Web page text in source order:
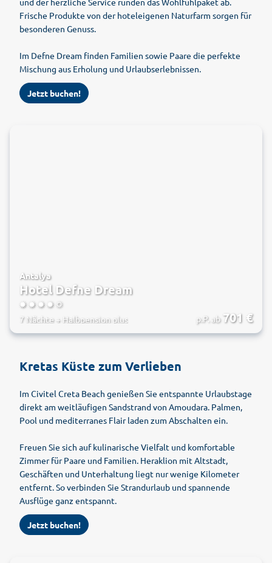
Frische Produkte von der hoteleigenen Naturfarm sorgen für
besonderen Genuss.
Im Defne Dream finden Familien sowie Paare die perfekte
Mischung aus Erholung und Urlaubserlebnissen.
Jetzt buchen!
Antalya
Hotel Defne Dream
7 Nächte+ Halbpension plus p.P. ab 701 €
Kretas Küste zum Verlieben
Im Civitel Creta Beach genießen Sie entspannte Urlaubstage
direkt am weitläufigen Sandstrand von Amoudara. Palmen,
Pool und mediterranes Flair laden zum Abschalten ein.
Freuen Sie sich auf kulinarische Vielfalt und komfortable
Zimmer für Paare und Familien. Heraklion mit Altstadt,
Geschäften und Unterhaltung liegt nur wenige Kilometer
entfernt. So verbinden Sie Strandurlaub und spannende
Ausflüge ganz entspannt.
Jetzt buchen!